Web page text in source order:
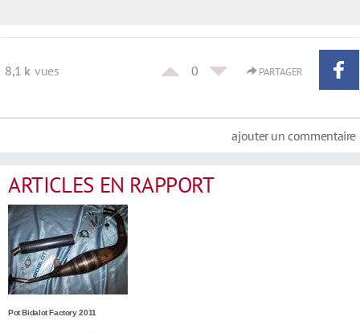
8,1 k vues 0 PARTAGER
ajouter un commentaire
ARTICLES EN RAPPORT
Pot Bidalot Factory 2011